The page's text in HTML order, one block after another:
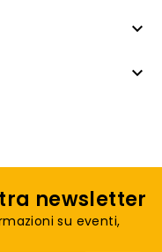


newsletter
su eventi,